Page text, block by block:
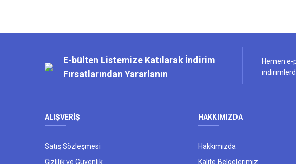
E-bülten Listemize Katılarak İndirim
Fırsatlarından Yararlanın
Hemen
ALIŞVERİŞ
Satış Sözleşmesi
Gizlilik ve Güvenlik
HAKKIMIZDA
Hakkımızda
Kalite Belgelerimiz